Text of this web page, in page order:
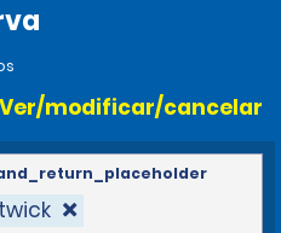
Ver/modificar/cancelar